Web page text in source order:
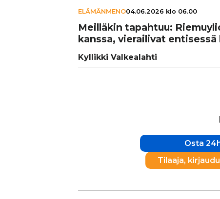
ELÄMÄNMENO04.06.2026 klo 06.00
Meilläkin tapahtuu:
kanssa, vie­rai­li­vat
Kyllikki Valkealahti
Osta
Tilaaja,